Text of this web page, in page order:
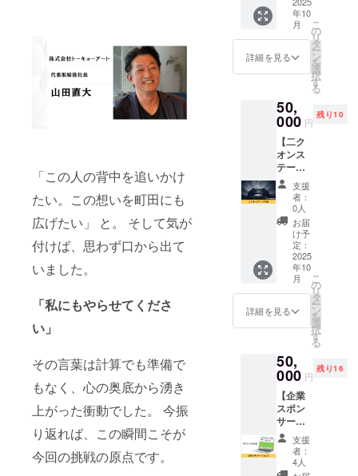
「この人の背中を追いかけ
たい。この想いを町田にも
広げたい」 と。 そして気が
付けば、思わず口から出て
いました。
「私にもやらせてくださ
い」
その言葉は計算でも準備で
もなく、心の奥底から湧き
上がった衝動でした。 今振
り返れば、この瞬間こそが
今回の挑戦の原点です。
上にて
報告さ
せてい
ます。
※送料込
す。
のみと
なりま
す。 ※
購入時
に必ず
考欄に
ご記入
くださ
い。 ※
公序良
俗に反
する文
言は記
載でき
ませ
ん。 ※
掲載期
間は
2025年
11月か
ら1年間
です。
手紙を
お送り
させて
いただ
きま
上乗せ
支援が
可能で
す。 応
援の気
持ちの
上乗
せ、大
歓迎で
す！ ※
送料込
みのお
値段で
す。
日ス
タッフ
として
参加で
きる権
利で
ベント
当日の
現場運
営（受
付や誘
導な
ど）を
サポー
トして
いただ
きま
す！ ま
た、前
日の会
場準備
等も参
加して
りま
す。 イ
ベント
前に約3
時間程
度の説
明会を
おこな
いま
年10
月
詳細を見る
こ
の
リ
タ
ー
ン
を
選
択
す
る
50,
000 円
残り10
【二ク
オンス
テージ
PR権】
ニクオ
ン町田
BASE
2025の
ステー
ジでPR
ができ
る権利
です。
MCが1
分程度
の原稿
テージ
上で読
上げま
す。 企
業、フ
リーラ
ンスの
PRとし
てご活
支援
者：
0人
お届
け予
定：
2025
年10
月
詳細を見る
こ
の
リ
タ
ー
ン
を
選
択
す
る
50,
000 円
残り16
【企業
スポン
サーブ
ロン
ズ】 ニ
クオン
町田
支援
者：
4人